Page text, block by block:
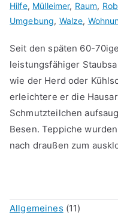
Hilfe, Mülleimer, Raum,
Umgebung, Walze,
Seit den späten 60-
leistungsfähiger
wie der Herd oder
erleichtere er die
Schmutzteilchen
Besen. Teppiche
nach draußen zum
Allgemeines (11)